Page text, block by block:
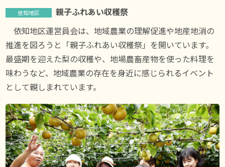
依知地区
親子ふれあい収穫祭
依知地区運営員会は、地域農業の理解促進や地産地消の
推進を図ろうと「親子ふれあい収穫祭」を開いています。
最盛期を迎えた梨の収穫や、地場農畜産物を使った料理を
味わうなど、地域農業の存在を身近に感じられるイベント
として親しまれています。